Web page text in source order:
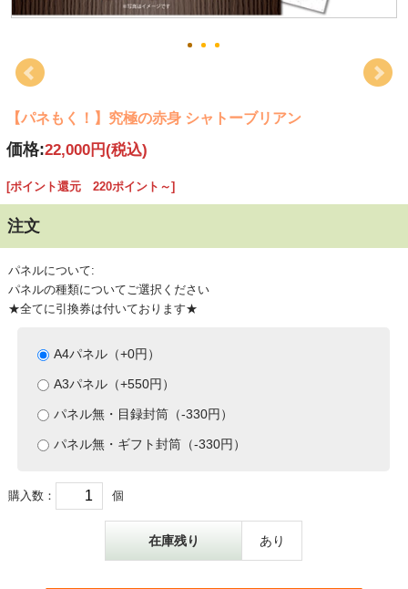
【パネもく！】究極の赤身 シャトーブリアン
価格:22,000円(税込)
[ポイント還元 220ポイント～]
注文
パネルについて:
パネルの種類についてご選択ください
★全てに引換券は付いております★
A4パネル（+0円）
A3パネル（+550円）
パネル無・目録封筒（-330円）
パネル無・ギフト封筒（-330円）
購入数： 個
在庫残り あり